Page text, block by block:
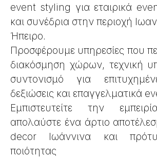
event styling για εταιρικά
και συνέδρια στην περιοχή
Ήπειρο.
Προσφέρουμε υπηρεσίες που
διακόσμηση χώρων, τεχνική
συντονισμό για
δεξιώσεις και επαγγελματικά
Εμπιστευτείτε την
απολαύστε ένα άρτιο
decor Ιωάννινα και
ποιότητας